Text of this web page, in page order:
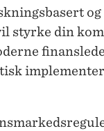
styrke din